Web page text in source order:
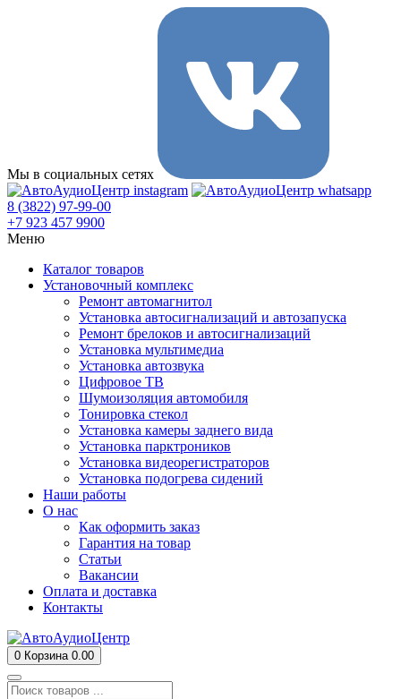
Мы в социальных сетях
8 (3822) 97-99-00
+7 923 457 9900
Меню
Каталог товаров
Установочный комплекс
Ремонт автомагнитол
Установка автосигнализаций и автозапуска
Ремонт брелоков и автосигнализаций
Установка мультимедиа
Установка автозвука
Цифровое ТВ
Шумоизоляция автомобиля
Тонировка стекол
Установка камеры заднего вида
Установка парктроников
Установка видеорегистраторов
Установка подогрева сидений
Наши работы
О нас
Как оформить заказ
Гарантия на товар
Статьи
Вакансии
Оплата и доставка
Контакты
0 Корзина 0.00